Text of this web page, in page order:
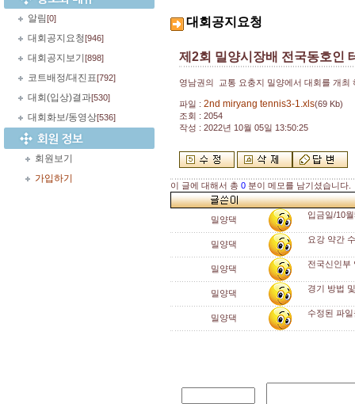
알림[0]
대회공지요청[946]
대회공지보기 [898]
코트배정/대진표[792]
대회(입상)결과[530]
대회화보/동영상[536]
회원보기
가입하기
대회공지요청
제2회 밀양시장배 전국동호인
영남권의 교통 요충지 밀양에서 대회를 개최
파일 : 2nd miryang tennis3-1.xls(69 Kb)
조회 : 2054
작성 : 2022년 10월 05일 13:50:25
이 글에 대해서 총 0 분이 메모를 남기셨습니다.
밀양댁 입금일/10
밀양댁 요강 약간
밀양댁 전국신인부
밀양댁 경기 방법
밀양댁 수정된 파